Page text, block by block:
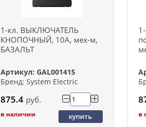
1-кл. ВЫКЛЮЧАТЕЛЬ
КНОПОЧНЫЙ, 10А, мех-м,
БАЗАЛЬТ
Артикул: GAL001415
Бренд: System Electric
875.4 руб.
в наличии купить в